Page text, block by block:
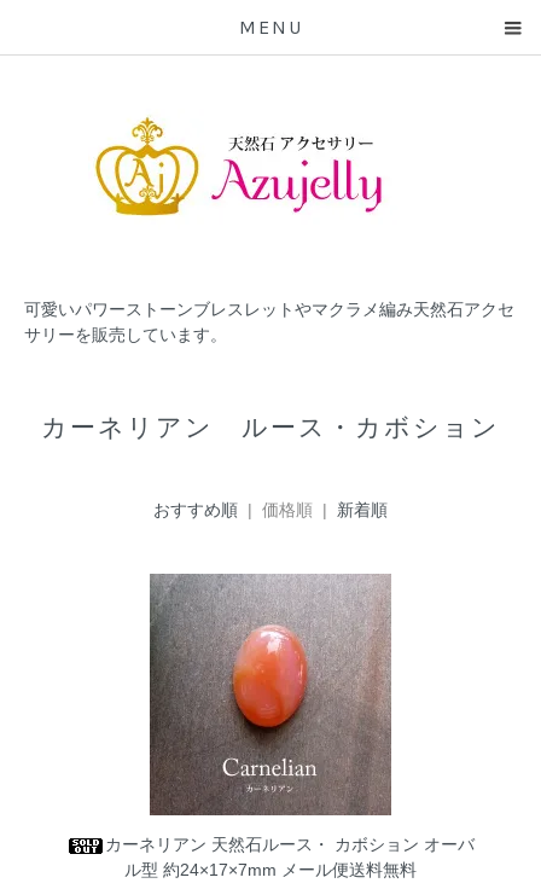
MENU
可愛いパワーストーンブレスレットやマクラメ編み天然石アクセ
サリーを販売しています。
カーネリアン ルース・カボション
おすすめ順 | 価格順 | 新着順
カーネリアン 天然石ルース・ カボション オーバ
ル型 約24×17×7mm メール便送料無料